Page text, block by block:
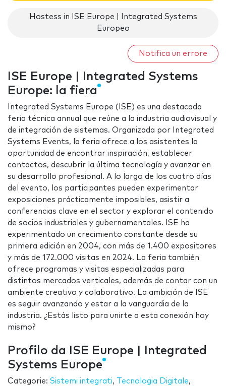
Hostess in ISE Europe | Integrated Systems
Europeo
Notifica un errore
ISE Europe | Integrated Systems
Europe: la fiera
Integrated Systems Europe (ISE) es una destacada
feria técnica annual que reúne a la industria audiovisual y
de integración de sistemas. Organizada por Integrated
Systems Events, la feria ofrece a los asistentes la
oportunidad de encontrar inspiración, establecer
contactos, descubrir la última tecnología y avanzar en
su desarrollo profesional. A lo largo de los cuatro días
del evento, los participantes pueden experimentar
exposiciones prácticamente imposibles, asistir a
conferencias clave en el sector y explorar el contenido
de socios industriales y gubernamentales. ISE ha
experimentado un crecimiento constante desde su
primera edición en 2004, con más de 1.400 expositores
y más de 172.000 visitas en 2024. La feria también
ofrece programas y visitas especializadas para
distintos mercados verticales, además de contar con un
ambiente creativo y colaborativo. La ambición de ISE
es seguir avanzando y estar a la vanguardia de la
industria. ¿Estás listo para unirte a esta conexión hoy
mismo?
Profilo da ISE Europe | Integrated
Systems Europe
Categorie: Sistemi integrati, Tecnologia Digitale,